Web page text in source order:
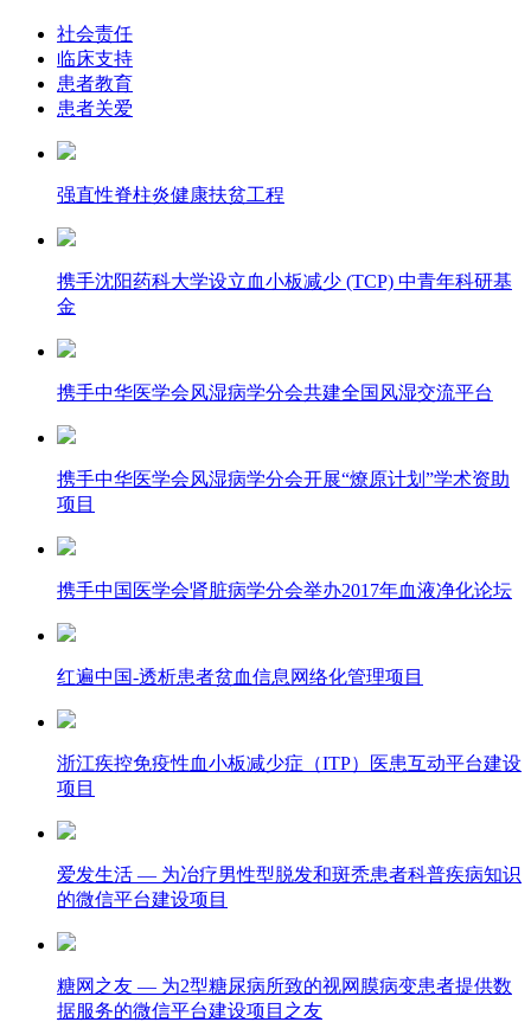
社会责任
临床支持
患者教育
患者关爱
强直性脊柱炎健康扶贫工程
携手沈阳药科大学设立血小板减少 (TCP) 中青年科研基
金
携手中华医学会风湿病学分会共建全国风湿交流平台
携手中华医学会风湿病学分会开展“燎原计划”学术资助
项目
携手中国医学会肾脏病学分会举办2017年血液净化论坛
红遍中国-透析患者贫血信息网络化管理项目
浙江疾控免疫性血小板减少症（ITP）医患互动平台建设
项目
爱发生活 — 为冶疗男性型脱发和斑秃患者科普疾病知识
的微信平台建设项目
糖网之友 — 为2型糖尿病所致的视网膜病变患者提供数
据服务的微信平台建设项目之友